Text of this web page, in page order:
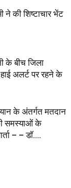
ने की शिष्टाचार भेंट
के बीच जिला
अलर्ट पर रहने के
के अंतर्गत मतदान
समस्याओं के
– – डॉ....